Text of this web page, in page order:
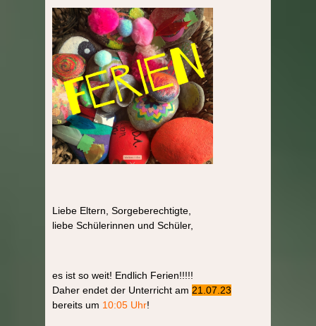
Liebe Eltern, Sorgeberechtigte,
liebe Schülerinnen und Schüler,
es ist so weit! Endlich Ferien!!!!!
Daher endet der Unterricht am 21.07.23
bereits um 10:05 Uhr!